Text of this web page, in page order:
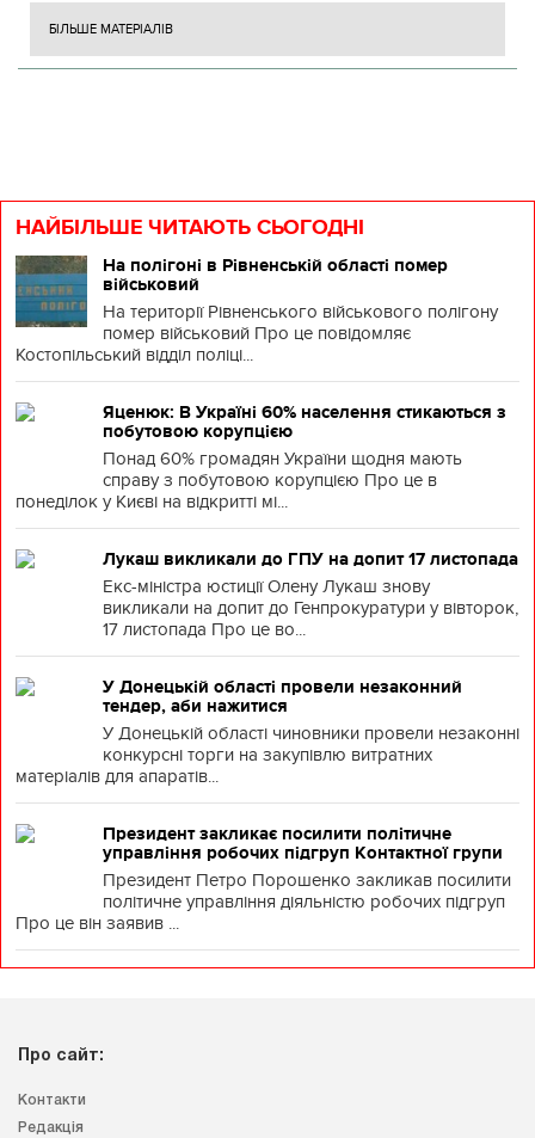
БІЛЬШЕ МАТЕРІАЛІВ
НАЙБІЛЬШЕ ЧИТАЮТЬ СЬОГОДНІ
На полігоні в Рівненській області помер
військовий
На території Рівненського військового полігону
помер військовий Про це повідомляє
Костопільський відділ поліці...
Яценюк: В Україні 60% населення стикаються з
побутовою корупцією
Понад 60% громадян України щодня мають
справу з побутовою корупцією Про це в
понеділок у Києві на відкритті мі...
Лукаш викликали до ГПУ на допит 17 листопада
Екс-міністра юстиції Олену Лукаш знову
викликали на допит до Генпрокуратури у вівторок,
17 листопада Про це во...
У Донецькій області провели незаконний
тендер, аби нажитися
У Донецькій області чиновники провели незаконні
конкурсні торги на закупівлю витратних
матеріалів для апаратів...
Президент закликає посилити політичне
управління робочих підгруп Контактної групи
Президент Петро Порошенко закликав посилити
політичне управління діяльністю робочих підгруп
Про це він заявив ...
Про сайт:
Контакти
Редакція